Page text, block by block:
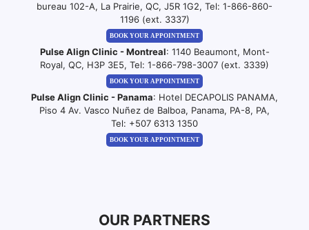
bureau 102-A, La Prairie, QC, J5R 1G2, Tel: 1-866-860-
1196 (ext. 3337)
BOOK YOUR APPOINTMENT
Pulse Align Clinic - Montreal: 1140 Beaumont, Mont-
Royal, QC, H3P 3E5, Tel: 1-866-798-3007 (ext. 3339)
BOOK YOUR APPOINTMENT
Pulse Align Clinic - Panama: Hotel DECAPOLIS PANAMA,
Piso 4 Av. Vasco Nuñez de Balboa, Panama, PA-8, PA,
Tel: +507 6313 1350
BOOK YOUR APPOINTMENT
OUR PARTNERS